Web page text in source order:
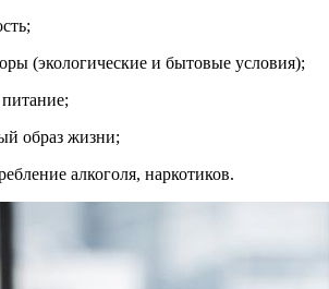
(экологические и бытовые условия);
образ жизни;
алкоголя, наркотиков.